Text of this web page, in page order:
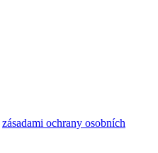
zásadami ochrany osobních